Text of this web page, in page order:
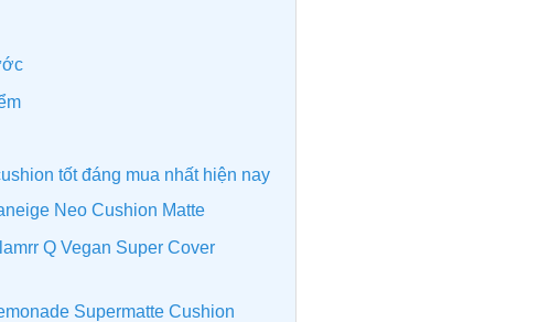
tốt đáng mua nhất hiện nay
Neo Cushion Matte
Q Vegan Super Cover
Supermatte Cushion